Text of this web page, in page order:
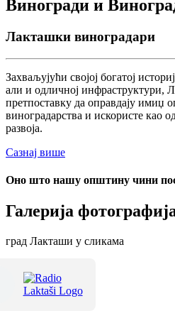
Виногради и
Лакташки виноградари
Захваљујући својој богатој
али и одличној инфраструктури,
претпоставку да оправдају имиџ
виноградарства и искористе као
развоја.
Сазнај више
Оно што нашу општину чини
Галерија
град Лакташи у сликама
Терме Лакташи